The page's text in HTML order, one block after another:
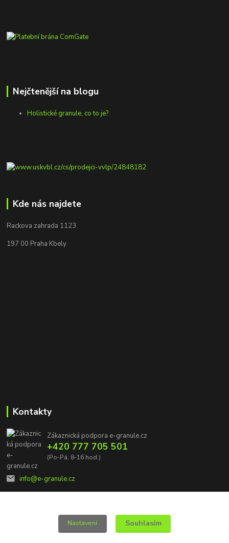
Nejčtenější na blogu
Holistické granule, co to je?
Kde nás najdete
Rackova zahrada 1123
197 00 Praha Kbely
Kontakty
Zákaznická podpora e-granule.cz
+420 777 705 501
(Po-Pá, 8-16 hod.)
info@e-granule.cz
Nastavení Souhlasím